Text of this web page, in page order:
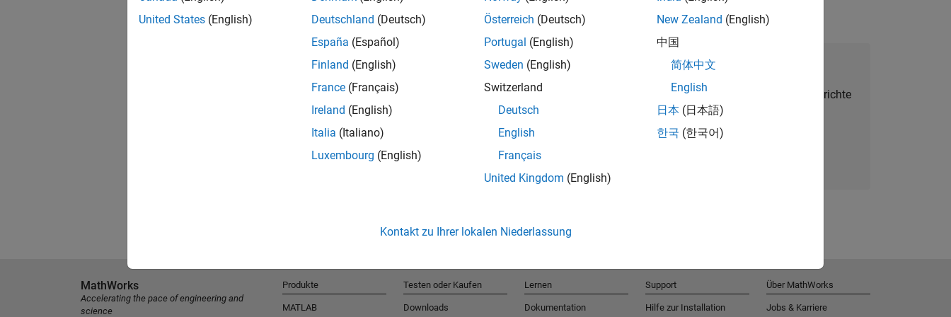
Talent Network beitreten
Erhalten Sie personalisierte Stellenangebote, Berichte
und Unternehmensneuigkeiten.
United States (English)
Deutschland (Deutsch)
España (Español)
Finland (English)
France (Français)
Ireland (English)
Italia (Italiano)
Luxembourg (English)
Österreich (Deutsch)
Portugal (English)
Sweden (English)
Switzerland
Deutsch
English
Français
United Kingdom (English)
New Zealand (English)
中国
简体中文
English
日本 (日本語)
한국 (한국어)
Kontakt zu Ihrer lokalen Niederlassung
MathWorks
Accelerating the pace of engineering and
science
Produkte
MATLAB
Testen oder Kaufen
Downloads
Lernen
Dokumentation
Support
Hilfe zur Installation
Über MathWorks
Jobs & Karriere